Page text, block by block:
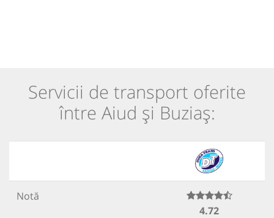
Servicii de transport oferite
între Aiud și Buziaș:
Notă
4.72